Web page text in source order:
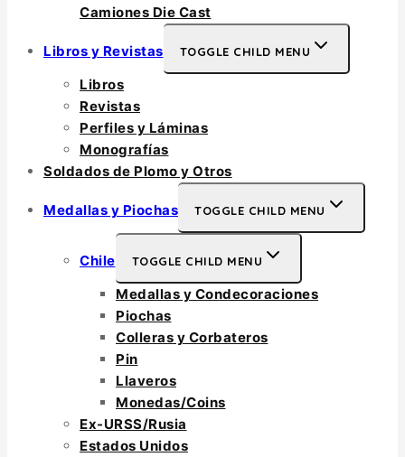
Camiones Die Cast
Libros y Revistas TOGGLE CHILD MENU
Libros
Revistas
Perfiles y Láminas
Monografías
Soldados de Plomo y Otros
Medallas y Piochas TOGGLE CHILD MENU
Chile TOGGLE CHILD MENU
Medallas y Condecoraciones
Piochas
Colleras y Corbateros
Pin
Llaveros
Monedas/Coins
Ex-URSS/Rusia
Estados Unidos